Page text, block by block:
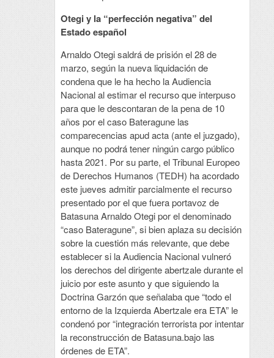
Otegi y la “perfección negativa” del
Estado español
Arnaldo Otegi saldrá de prisión el 28 de
marzo, según la nueva liquidación de
condena que le ha hecho la Audiencia
Nacional al estimar el recurso que interpuso
para que le descontaran de la pena de 10
años por el caso Bateragune las
comparecencias apud acta (ante el juzgado),
aunque no podrá tener ningún cargo público
hasta 2021. Por su parte, el Tribunal Europeo
de Derechos Humanos (TEDH) ha acordado
este jueves admitir parcialmente el recurso
presentado por el que fuera portavoz de
Batasuna Arnaldo Otegi por el denominado
“caso Bateragune”, si bien aplaza su decisión
sobre la cuestión más relevante, que debe
establecer si la Audiencia Nacional vulneró
los derechos del dirigente abertzale durante el
juicio por este asunto y que siguiendo la
Doctrina Garzón que señalaba que “todo el
entorno de la Izquierda Abertzale era ETA” le
condenó por “integración terrorista por intentar
la reconstrucción de Batasuna.bajo las
órdenes de ETA”.